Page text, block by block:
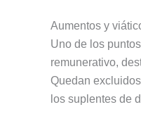
Aumentos y
Uno de los
remunerativo,
Quedan
los suplentes de